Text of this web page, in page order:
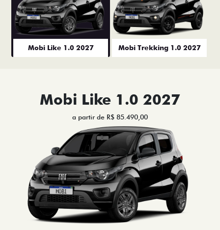
Mobi Like 1.0 2027 Mobi Trekking 1.0 2027
Mobi Like 1.0 2027
a partir de R$ 85.490,00